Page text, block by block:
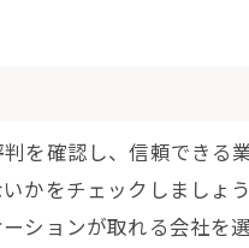
を確認し、信頼できる
かをチェックしましょう
ションが取れる会社を